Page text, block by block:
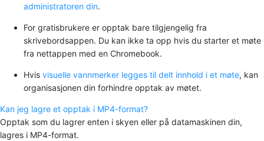
administratoren din.
For gratisbrukere er opptak bare tilgjengelig fra
skrivebordsappen. Du kan ikke ta opp hvis du starter et møte
fra nettappen med en Chromebook.
Hvis visuelle vannmerker legges til delt innhold i et møte, kan
organisasjonen din forhindre opptak av møtet.
Kan jeg lagre et opptak i MP4-format?
Opptak som du lagrer enten i skyen eller på datamaskinen din,
lagres i MP4-format.